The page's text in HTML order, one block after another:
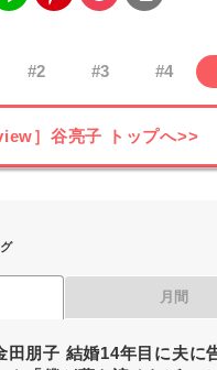
#2 #3 #4
］谷亮子 トップへ>>
月間
田朋子 結婚14年目に夫に